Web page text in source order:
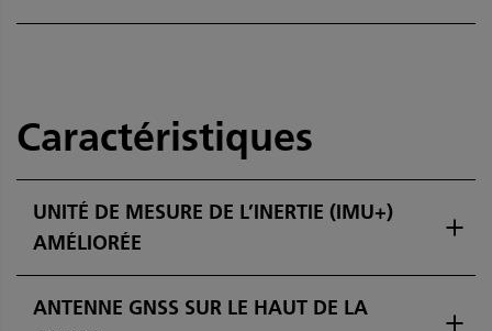
Caractéristiques
UNITÉ DE MESURE DE L’INERTIE (IMU+)
AMÉLIORÉE
ANTENNE GNSS SUR LE HAUT DE LA